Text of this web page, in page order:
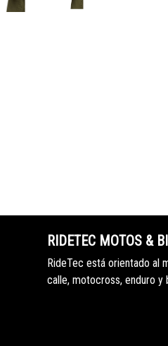
RIDETEC MOTOS &
RideTec está orientado al
calle, motocross, enduro